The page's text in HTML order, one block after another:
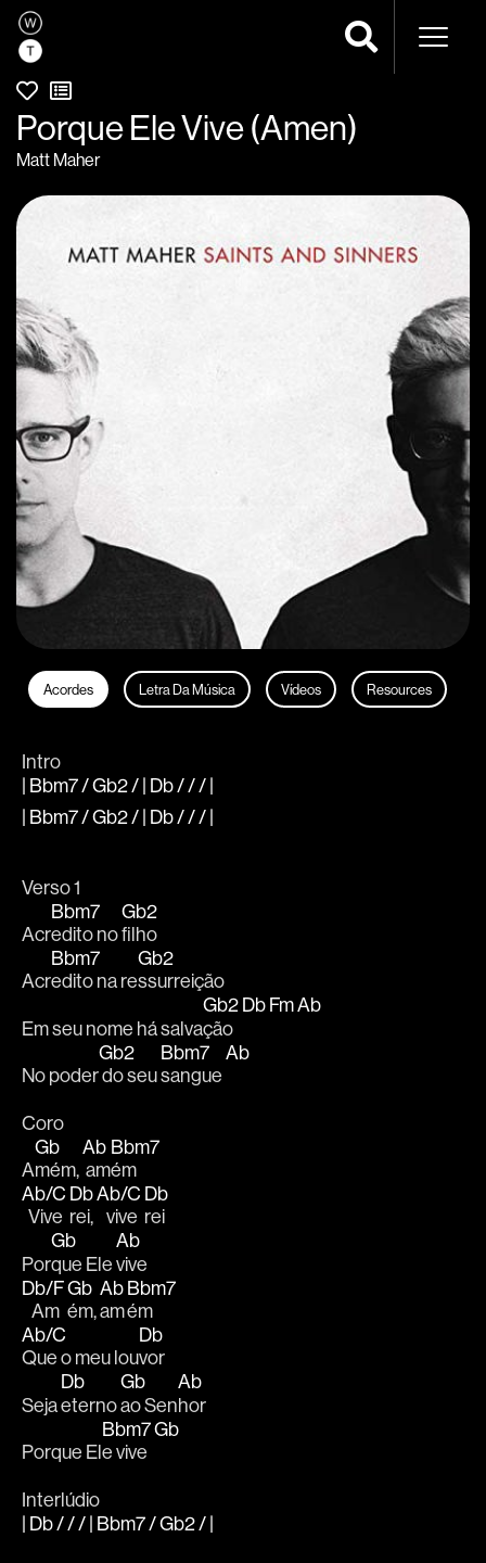
Porque Ele Vive (Amen)
Matt Maher
Acordes Letra Da Música Vídeos Resources
Intro
| Bbm7 / Gb2 / | Db / / / |
| Bbm7 / Gb2 / | Db / / / |
Verso 1
Acr
Bbm7
edito no
Gb2
filho
Acr
Bbm7
edito na re
Gb2
ssurreição
Em seu nome há salva
Gb2
ção
DbFmAb
No poder
Gb2
do seu
Bbm7
sangue
Ab
Coro
A
Gb
mém,
Ab
am
Bbm7
ém
Ab/C
  Vive
Db
rei,
Ab/C
   vive
Db
rei
Por
Gb
que Ele
Ab
vive
Db/F
   Am
Gb
ém,
Ab
am
Bbm7
ém
Ab/C
Que o meu lou
Db
vor
Seja
Db
eterno
Gb
ao Sen
Ab
hor
Porque El
Bbm7
e vive
Gb
Interlúdio
| Db / / / | Bbm7 / Gb2 / |